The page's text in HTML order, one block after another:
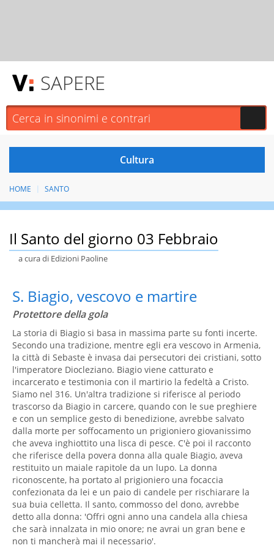
SAPERE
HOME SANTO
Il Santo del giorno 03 Febbraio
a cura di Edizioni Paoline
S. Biagio, vescovo e martire
Protettore della gola
La storia di Biagio si basa in massima parte su fonti incerte.
Secondo una tradizione, mentre egli era vescovo in Armenia,
la città di Sebaste è invasa dai persecutori dei cristiani, sotto
l'imperatore Diocleziano. Biagio viene catturato e
incarcerato e testimonia con il martirio la fedeltà a Cristo.
Siamo nel 316. Un'altra tradizione si riferisce al periodo
trascorso da Biagio in carcere, quando con le sue preghiere
e con un semplice gesto di benedizione, avrebbe salvato
dalla morte per soffocamento un prigioniero giovanissimo
che aveva inghiottito una lisca di pesce. C'è poi il racconto
che riferisce della povera donna alla quale Biagio, aveva
restituito un maiale rapitole da un lupo. La donna
riconoscente, ha portato al prigioniero una focaccia
confezionata da lei e un paio di candele per rischiarare la
sua buia celletta. Il santo, commosso del dono, avrebbe
detto alla donna: 'Offri ogni anno una candela alla chiesa
che sarà innalzata in mio onore; ne avrai un gran bene e
non ti mancherà mai il necessario'.